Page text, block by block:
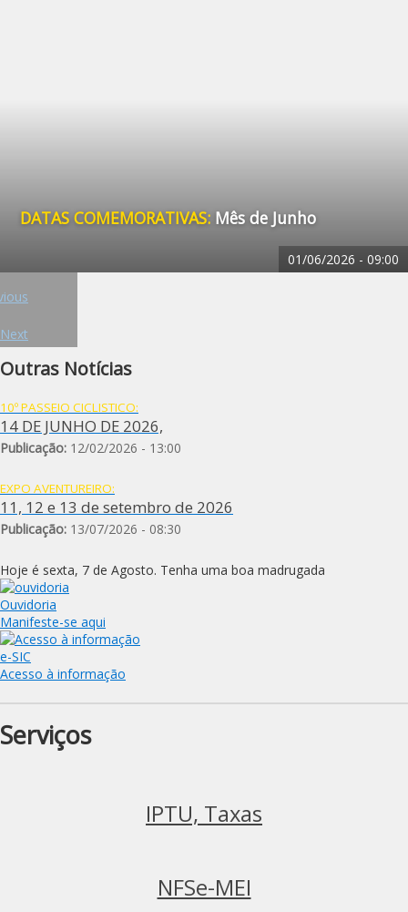
DATAS COMEMORATIVAS: Mês de Junho
01/06/2026 - 09:00
Next
Outras Notícias
10º PASSEIO CICLISTICO:
14 DE JUNHO DE 2026,
Publicação: 12/02/2026 - 13:00
EXPO AVENTUREIRO:
11, 12 e 13 de setembro de 2026
Publicação: 13/07/2026 - 08:30
Hoje é sexta, 7 de Agosto. Tenha uma boa madrugada
Ouvidoria
Manifeste-se aqui
e-SIC
Acesso à informação
Serviços
IPTU, Taxas
NFSe-MEI